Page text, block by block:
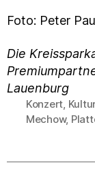
Foto: Peter
Die
Lauenburg
Schlagwörter
Konzert
Mechow,